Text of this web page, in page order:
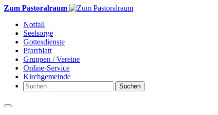
Weiter
Inhalt
Zum Pastoralraum
Notfall
Seelsorge
Gottesdienste
Pfarrblatt
Gruppen / Vereine
Online-Service
Kirchgemeinde
Suchen
nach: